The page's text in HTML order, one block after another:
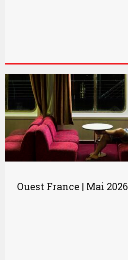
Ouest France | Mai 2026